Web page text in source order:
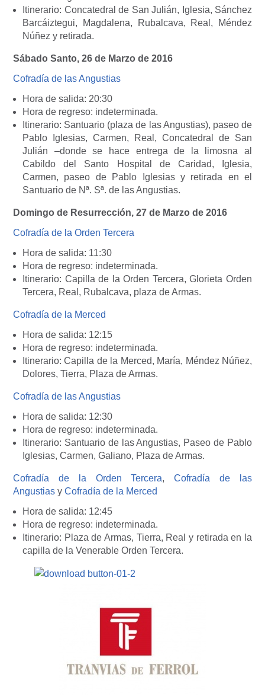
Itinerario: Concatedral de San Julián, Iglesia, Sánchez
Barcáiztegui, Magdalena, Rubalcava, Real, Méndez
Núñez y retirada.
Sábado Santo, 26 de Marzo de 2016
Cofradía de las Angustias
Hora de salida: 20:30
Hora de regreso: indeterminada.
Itinerario: Santuario (plaza de las Angustias), paseo de
Pablo Iglesias, Carmen, Real, Concatedral de San
Julián –donde se hace entrega de la limosna al
Cabildo del Santo Hospital de Caridad, Iglesia,
Carmen, paseo de Pablo Iglesias y retirada en el
Santuario de Nª. Sª. de las Angustias.
Domingo de Resurrección, 27 de Marzo de 2016
Cofradía de la Orden Tercera
Hora de salida: 11:30
Hora de regreso: indeterminada.
Itinerario: Capilla de la Orden Tercera, Glorieta Orden
Tercera, Real, Rubalcava, plaza de Armas.
Cofradía de la Merced
Hora de salida: 12:15
Hora de regreso: indeterminada.
Itinerario: Capilla de la Merced, María, Méndez Núñez,
Dolores, Tierra, Plaza de Armas.
Cofradía de las Angustias
Hora de salida: 12:30
Hora de regreso: indeterminada.
Itinerario: Santuario de las Angustias, Paseo de Pablo
Iglesias, Carmen, Galiano, Plaza de Armas.
Cofradía de la Orden Tercera,Cofradía de las
Angustias y Cofradía de la Merced
Hora de salida: 12:45
Hora de regreso: indeterminada.
Itinerario: Plaza de Armas, Tierra, Real y retirada en la
capilla de la Venerable Orden Tercera.